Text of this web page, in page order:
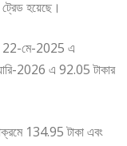
হয়েছে।
22-মে-2025 এ
2026 এ 92.05 টাকার
134.95 টাকা এবং